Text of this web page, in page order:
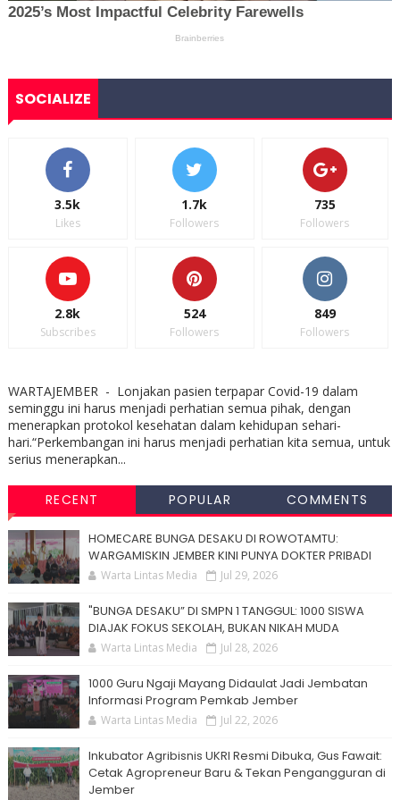
SOCIALIZE
3.5k
Likes
1.7k
Followers
735
Followers
2.8k
Subscribes
524
Followers
849
Followers
WARTAJEMBER - Lonjakan pasien terpapar Covid-19 dalam
seminggu ini harus menjadi perhatian semua pihak, dengan
menerapkan protokol kesehatan dalam kehidupan sehari-
hari.“Perkembangan ini harus menjadi perhatian kita semua, untuk
serius menerapkan...
RECENT POPULAR COMMENTS
HOMECARE BUNGA DESAKU DI ROWOTAMTU:
WARGAMISKIN JEMBER KINI PUNYA DOKTER PRIBADI
Warta Lintas Media Jul 29, 2026
"BUNGA DESAKU” DI SMPN 1 TANGGUL: 1000 SISWA
DIAJAK FOKUS SEKOLAH, BUKAN NIKAH MUDA
Warta Lintas Media Jul 28, 2026
1000 Guru Ngaji Mayang Didaulat Jadi Jembatan
Informasi Program Pemkab Jember
Warta Lintas Media Jul 22, 2026
Inkubator Agribisnis UKRI Resmi Dibuka, Gus Fawait:
Cetak Agropreneur Baru & Tekan Pengangguran di
Jember